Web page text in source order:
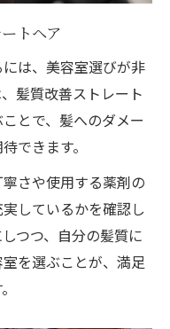
トヘア
は、美容室選びが非
髪質改善ストレート
とで、髪へのダメー
できます。
さや使用する薬剤の
しているかを確認し
つつ、自分の髪質に
を選ぶことが、満足